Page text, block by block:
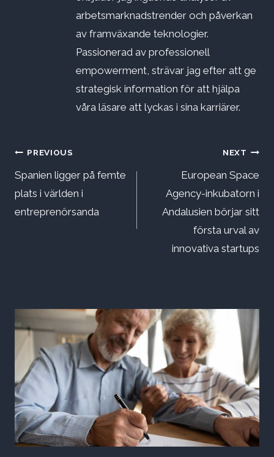
arbetsmarknadstrender och påverkan
av framväxande teknologier.
Passionerad av professionell
empowerment, strävar jag efter att ge
strategisk information för att hjälpa
våra läsare att lyckas i sina karriärer.
Inläggsnavigering
PREVIOUS
Spanien ligger på femte
plats i världen i
entreprenörsanda
NEXT
European Space
Agency-inkubatorn i
Andalusien börjar sitt
första urval av
innovativa startups